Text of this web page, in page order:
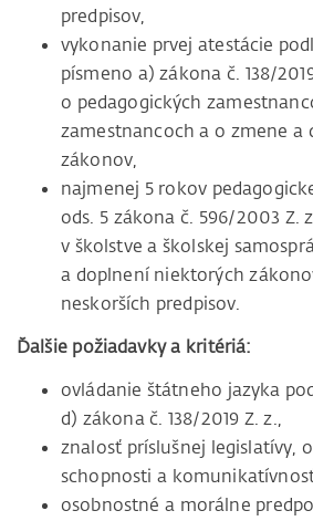
predpisov,
vykonanie prvej atestácie
písmeno a) zákona č. 138/
o pedagogických
zamestnancoch a o zmene
zákonov,
najmenej 5 rokov
ods. 5 zákona č. 596/2003 Z.
v školstve a školskej
a doplnení niektorých
neskorších predpisov.
Ďalšie požiadavky a kritériá:
ovládanie štátneho jazyka
d) zákona č. 138/2019 Z. z.,
znalosť príslušnej legislatívy,
schopnosti a
osobnostné a morálne